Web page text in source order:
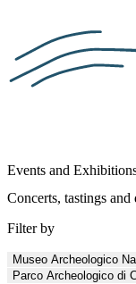
Events and
Concerts, tastings
Filter by
Museo Archeologico
Parco Archeologico di